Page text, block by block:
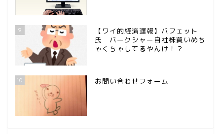
9
【ワイ的経済遅報】バフェット
氏 バークシャー自社株買いめち
ゃくちゃしてるやんけ！？
10 お問い合わせフォーム